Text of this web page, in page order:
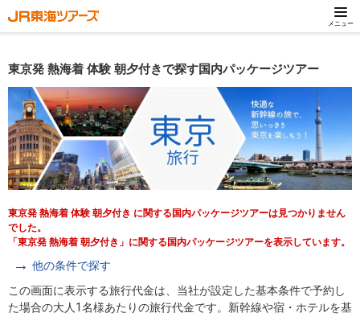
メニュー
東京発 熱海着 体験 朝夕付きで探す国内パッケージツアー
東京発 熱海着 体験 朝夕付き に関する国内パッケージツアーは見つかりません
でした。
「東京発 熱海着 朝夕付き」に関する国内パッケージツアーを表示しています。
他の条件で探す
この画面に表示する旅行代金は、当社が設定した基本条件で予約し
た場合の大人1名様あたりの旅行代金です。新幹線や宿・ホテルを基